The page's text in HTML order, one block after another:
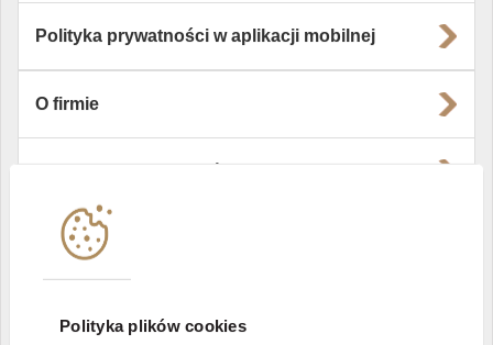
Polityka plików cookies
Polityka prywatności w aplikacji mobilnej
O firmie
Instytucje współpracujące